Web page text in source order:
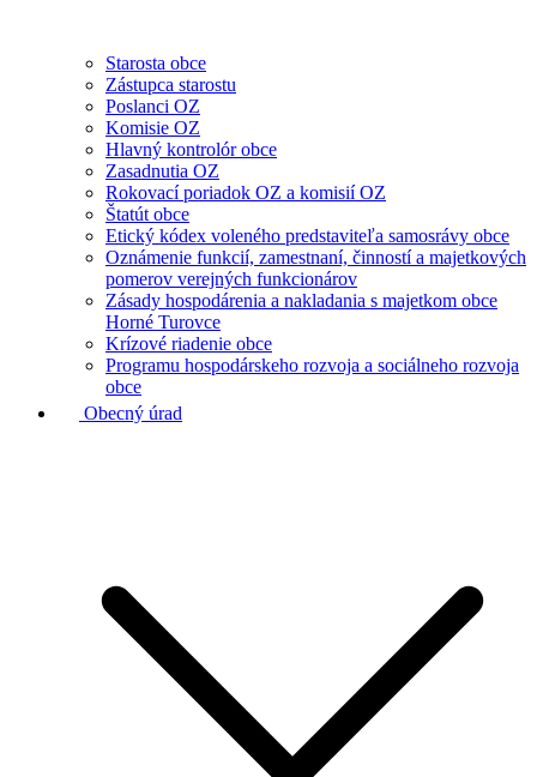
Starosta obce
Zástupca starostu
Poslanci OZ
Komisie OZ
Hlavný kontrolór obce
Zasadnutia OZ
Rokovací poriadok OZ a komisií OZ
Štatút obce
Etický kódex voleného predstaviteľa samosrávy obce
Oznámenie funkcií, zamestnaní, činností a majetkových
pomerov verejných funkcionárov
Zásady hospodárenia a nakladania s majetkom obce
Horné Turovce
Krízové riadenie obce
Programu hospodárskeho rozvoja a sociálneho rozvoja
obce
Obecný úrad